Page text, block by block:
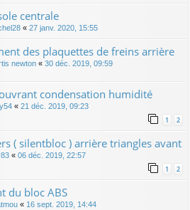
centrale
« 27 janv. 2020, 15:55
des plaquettes de freins arrière
newton « 30 déc. 2019, 09:59
condensation humidité
« 21 déc. 2019, 09:23
1 2
( silentbloc ) arrière triangles avant
« 06 déc. 2019, 22:57
1 2
du bloc ABS
« 16 sept. 2019, 14:44